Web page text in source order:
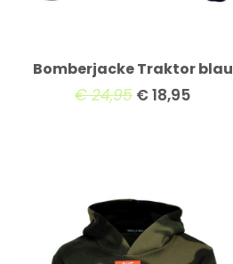
Bomberjacke Traktor blau
€24,95 €18,95